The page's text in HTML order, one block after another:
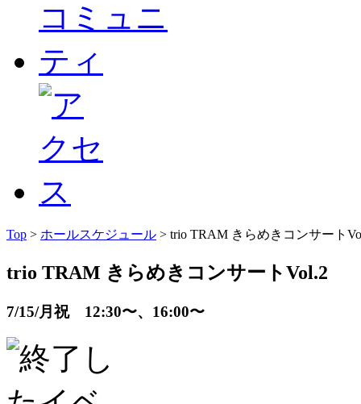
Top > ホールスケジュール > trio TRAM きらめきコンサート
trio TRAM きらめきコンサートVol.2
7/15/月祝 12:30〜、16:00〜